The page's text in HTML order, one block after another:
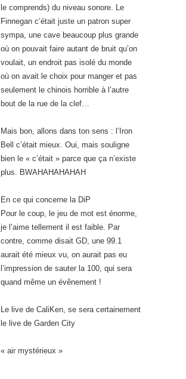
le comprends) du niveau sonore. Le
Finnegan c’était juste un patron super
sympa, une cave beaucoup plus grande
où on pouvait faire autant de bruit qu’on
voulait, un endroit pas isolé du monde
où on avait le choix pour manger et pas
seulement le chinois horrible à l’autre
bout de la rue de la clef…
Mais bon, allons dans ton sens : l’Iron
Bell c’était mieux. Oui, mais souligne
bien le « c’était » parce que ça n’existe
plus. BWAHAHAHAHAH
En ce qui concerne la DiP
Pour le coup, le jeu de mot est énorme,
je l’aime tellement il est faible. Par
contre, comme disait GD, une 99.1
aurait été mieux vu, on aurait pas eu
l’impression de sauter la 100, qui sera
quand même un évênement !
Le live de CaliKen, se sera certainement
le live de Garden City
« air mystérieux »